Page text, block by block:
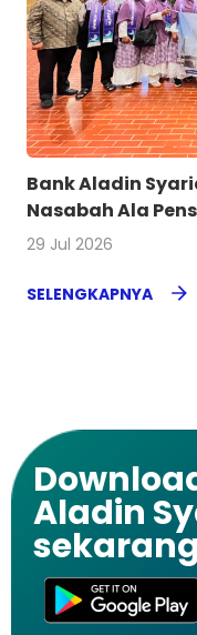
Bank Aladin
Nasabah Ala
29 Jul 2026
SELENGKAPNYA
Aladin